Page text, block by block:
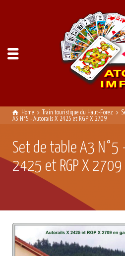
Home Train touristique du Haut-Forez
A3 N°5 - Autorails X 2425 et RGP X 2709
Set de table A3 N°5
2425 et RGP X 2709